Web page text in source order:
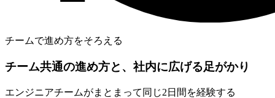
チームで進め方をそろえる
チーム共通の進め方と、 社内に広げる足がかり
エンジニアチームがまとまって 同じ2日間を経験する